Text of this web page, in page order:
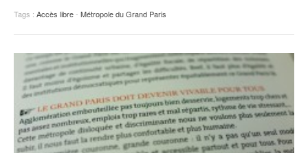
Tags : Accès libre- Métropole du Grand Paris